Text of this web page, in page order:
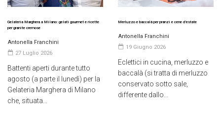
Gelateria Marghera a Milano: gelati gourmet e ricette
per granite cremose
Antonella Franchini
27 Luglio 2026
Battenti aperti durante tutto
agosto (a parte il lunedì) per la
Gelateria Marghera di Milano
che, situata...
Merluzzo e baccalà per pranzi e cene d’estate
Antonella Franchini
19 Giugno 2026
Eclettici in cucina, merluzzo e
baccalà (si tratta di merluzzo
conservato sotto sale,
differente dallo...